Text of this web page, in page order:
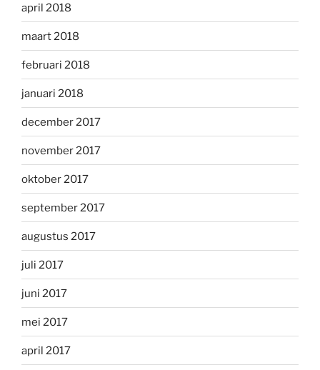
april 2018
maart 2018
februari 2018
januari 2018
december 2017
november 2017
oktober 2017
september 2017
augustus 2017
juli 2017
juni 2017
mei 2017
april 2017